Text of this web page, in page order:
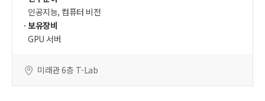
인공지능, 컴퓨터 비전
보유장비
GPU 서버
미래관 6층 T-Lab